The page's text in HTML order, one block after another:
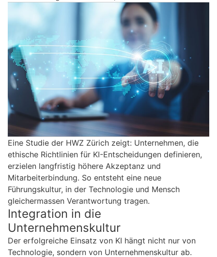
Eine Studie der HWZ Zürich zeigt: Unternehmen, die
ethische Richtlinien für KI-Entscheidungen definieren,
erzielen langfristig höhere Akzeptanz und
Mitarbeiterbindung. So entsteht eine neue
Führungskultur, in der Technologie und Mensch
gleichermassen Verantwortung tragen.
Integration in die
Unternehmenskultur
Der erfolgreiche Einsatz von KI hängt nicht nur von
Technologie, sondern von Unternehmenskultur ab.